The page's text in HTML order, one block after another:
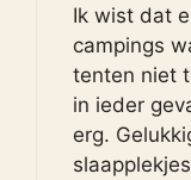
Ik wist dat
campings
tenten niet
in ieder
erg.